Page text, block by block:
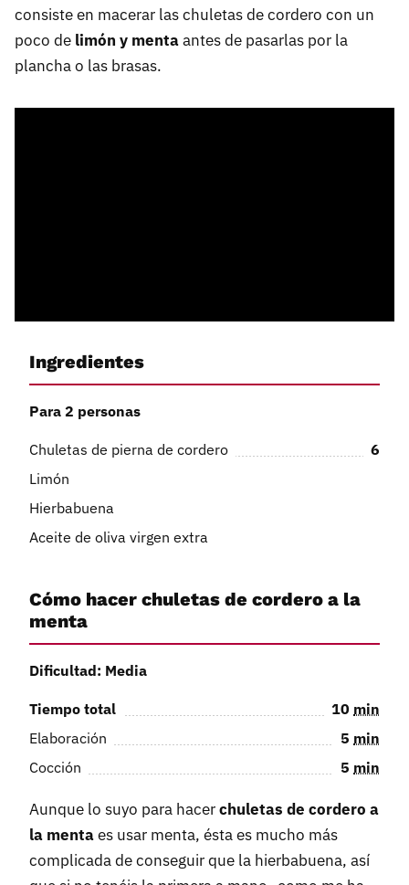
consiste en macerar las chuletas de cordero con un
poco de limón y mentaantes de pasarlas por la
plancha o las brasas.
Ingredientes
Para 2 personas
Chuletas de pierna de cordero
6
Limón
Hierbabuena
Aceite de oliva virgen extra
Cómo hacer chuletas de cordero a la
menta
Dificultad: Media
Tiempo total 10 min
Elaboración
5 min
Cocción
5 min
Aunque lo suyo para hacerchuletas de cordero a
la mentaes usar menta, ésta es mucho más
complicada de conseguir que la hierbabuena, así